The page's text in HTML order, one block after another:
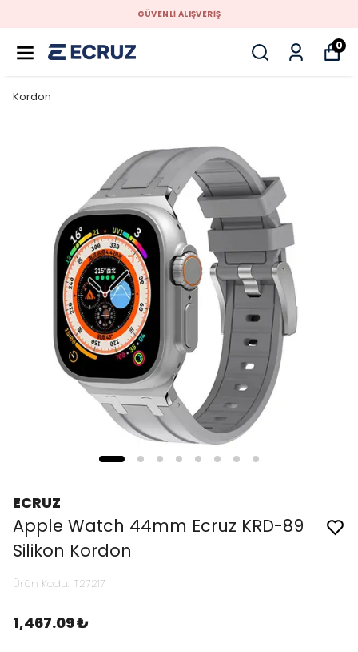
GÜVENLİ ALIŞVERİŞ
0
Kordon
ECRUZ
Apple Watch 44mm Ecruz KRD-89
Silikon Kordon
Ürün Kodu: T27217
1,467.09 ₺